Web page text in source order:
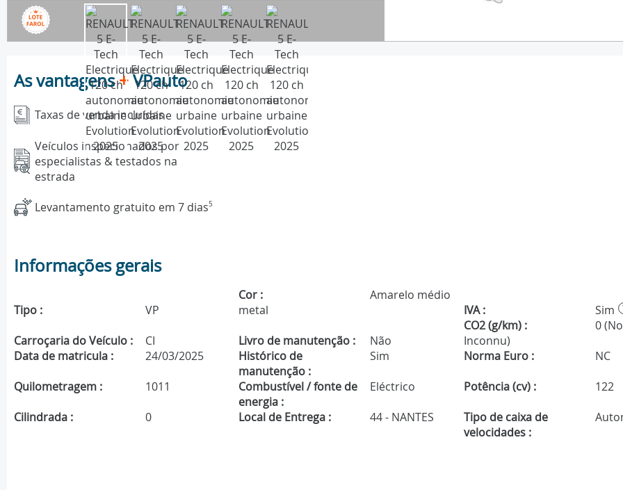
As vantagens+VPauto
Taxas de venda incluídas
Veículos inspecionados por
especialistas & testados na
estrada
Levantamento gratuito em 7 dias5
Informações gerais
Tipo : VP
Cor :
Amarelo médio
metal
IVA : Sim
Carroçaria do Veículo : CI Livro de manutenção : Não
CO2 (g/km) :
0
Inconnu)
Data de matricula :
24/03/2025
Histórico de
manutenção :
Sim Norma Euro :
NC
Quilometragem :
1011
Combustível / fonte de
energia :
Eléctrico Potência (cv) :
122
Cilindrada :
0 Local de Entrega : 44 - NANTES
Tipo de caixa de
velocidades :